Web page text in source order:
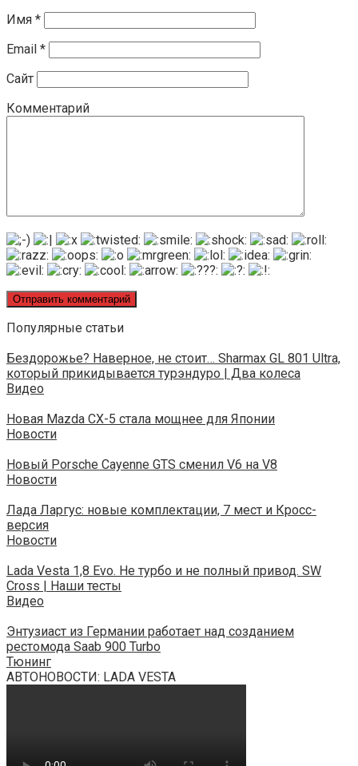
Имя *
Email *
Сайт
Комментарий
Популярные статьи
Бездорожье? Наверное, не стоит… Sharmax GL 801 Ultra,
который прикидывается турэндуро | Два колеса
Видео
Новая Mazda CX-5 стала мощнее для Японии
Новости
Новый Porsche Cayenne GTS сменил V6 на V8
Новости
Лада Ларгус: новые комплектации, 7 мест и Кросс-
версия
Новости
Lada Vesta 1,8 Evo. Не турбо и не полный привод. SW
Cross | Наши тесты
Видео
Энтузиаст из Германии работает над созданием
рестомода Saab 900 Turbo
Тюнинг
АВТОНОВОСТИ: LADA VESTA